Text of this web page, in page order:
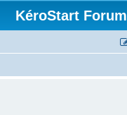
KéroStart Forum